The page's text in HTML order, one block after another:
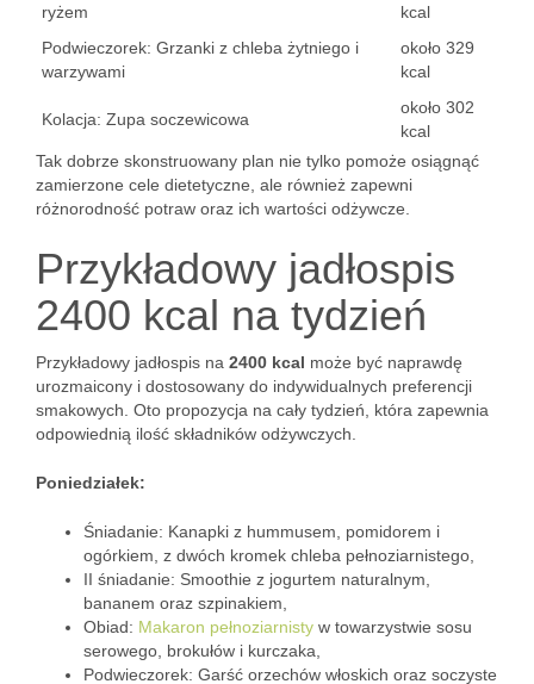
ryżem
kcal
Podwieczorek: Grzanki z chleba żytniego i
warzywami
około 329
kcal
Kolacja: Zupa soczewicowa
około 302
kcal
Tak dobrze skonstruowany plan nie tylko pomoże osiągnąć
zamierzone cele dietetyczne, ale również zapewni
różnorodność potraw oraz ich wartości odżywcze.
Przykładowy jadłospis
2400 kcal na tydzień
Przykładowy jadłospis na 2400 kcal może być naprawdę
urozmaicony i dostosowany do indywidualnych preferencji
smakowych. Oto propozycja na cały tydzień, która zapewnia
odpowiednią ilość składników odżywczych.
Poniedziałek:
Śniadanie: Kanapki z hummusem, pomidorem i
ogórkiem, z dwóch kromek chleba pełnoziarnistego,
II śniadanie: Smoothie z jogurtem naturalnym,
bananem oraz szpinakiem,
Obiad: Makaron pełnoziarnisty w towarzystwie sosu
serowego, brokułów i kurczaka,
Podwieczorek: Garść orzechów włoskich oraz soczyste